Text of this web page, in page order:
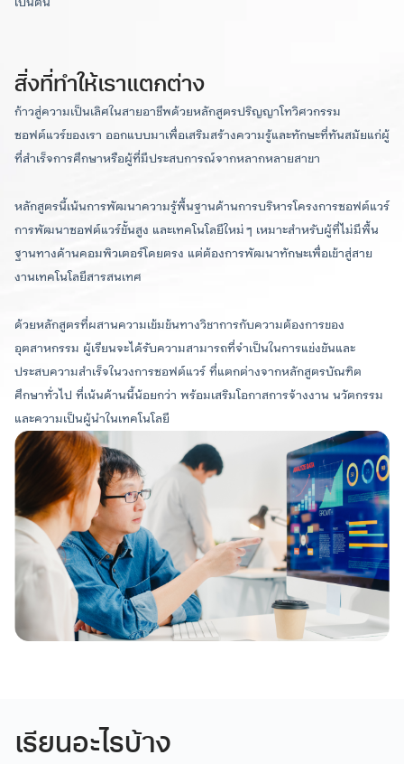
สิ่งที่ทำให้เราแตกต่าง
ก้าวสู่ความเป็นเลิศในสายอาชีพด้วยหลักสูตรปริญญาโทวิศวกรรม
ซอฟต์แวร์ของเรา ออกแบบมาเพื่อเสริมสร้างความรู้และทักษะที่ทันสมัยแก่ผู้
ที่สำเร็จการศึกษาหรือผู้ที่มีประสบการณ์จากหลากหลายสาขา
หลักสูตรนี้เน้นการพัฒนาความรู้พื้นฐานด้านการบริหารโครงการซอฟต์แวร์
การพัฒนาซอฟต์แวร์ขั้นสูง และเทคโนโลยีใหม่ ๆ เหมาะสำหรับผู้ที่ไม่มีพื้น
ฐานทางด้านคอมพิวเตอร์โดยตรง แต่ต้องการพัฒนาทักษะเพื่อเข้าสู่สาย
งานเทคโนโลยีสารสนเทศ
ด้วยหลักสูตรที่ผสานความเข้มข้นทางวิชาการกับความต้องการของ
อุตสาหกรรม ผู้เรียนจะได้รับความสามารถที่จำเป็นในการแข่งขันและ
ประสบความสำเร็จในวงการซอฟต์แวร์ ที่แตกต่างจากหลักสูตรบัณฑิต
ศึกษาทั่วไป ที่เน้นด้านนี้น้อยกว่า พร้อมเสริมโอกาสการจ้างงาน นวัตกรรม
และความเป็นผู้นำในเทคโนโลยี
เรียนอะไรบ้าง
ชื่อเต็ม Master of Science (Software
ชื่อย่อ M.S. (Software Engineering)
แผน 2 (แบบวิชาการ) ภาคปกติ เรียนวันจันทร์ – ศุกร์
แผน 3 (แบบวิชาชีพ) ภาคพิเศษ เรียนวันเสาร์ – อาทิตย์
จำนวนหน่วยกิต ตลอดหลักสูตร
แผน 2 (แบบวิชาการ) จํานวนหน่วยกิตรวมตลอดหลักสูตร
ไม่น้อยกว่า 36 หน่วยกิต
แผน 3 (แบบวิชาชีพ) จํานวนหน่วยกิตรวมตลอดหลักสูตร ไม่
น้อยกว่า 36 หน่วยกิต
ภาษาที่ใช้
2 ภาษา (ไทยและอังกฤษ)
ระยะเวลาการศึกษา
ค่าธรรมเนียมการศึกษา
ผู้ช่วยศาสตราจารย์
ดร.ปริญญา สุวรรณศรี
คำ
เลขานุการสาขาวิชาการ
ปริญญาตรี
ผู้ช่วยศาสตราจารย์
ประธานสาขาวิชาวิศวกรรม
ซอฟต์แวร์ ระดับปริญญาโท
ผู้ช่วยศาสตราจารย์
ดร.ปัทมา ลงกานี
เลขานุการสาขาวิชาวิศวกรรม
ซอฟต์แวร์ ระดับปริญญาโท
ผู้ช่วยศาสตราจารย์
ดร.นพพล ชูศรี
ประธานสาขาวิชาวิศวกรรม
ซอฟต์แวร์ ระดับปริญญาตรี
รอบที่ 2